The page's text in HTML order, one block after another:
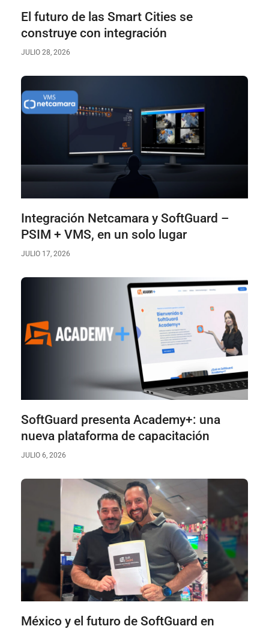
El futuro de las Smart Cities se
construye con integración
JULIO 28, 2026
Integración Netcamara y SoftGuard –
PSIM + VMS, en un solo lugar
JULIO 17, 2026
SoftGuard presenta Academy+: una
nueva plataforma de capacitación
JULIO 6, 2026
México y el futuro de SoftGuard en